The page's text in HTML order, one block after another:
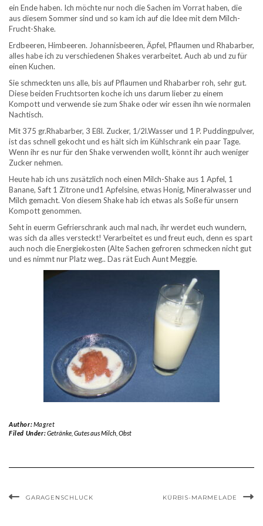
ein Ende haben. Ich möchte nur noch die Sachen im Vorrat haben, die
aus diesem Sommer sind und so kam ich auf die Idee mit dem Milch-
Frucht-Shake.
Erdbeeren, Himbeeren. Johannisbeeren, Äpfel, Pflaumen und Rhabarber,
alles habe ich zu verschiedenen Shakes verarbeitet. Auch ab und zu für
einen Kuchen.
Sie schmeckten uns alle, bis auf Pflaumen und Rhabarber roh, sehr gut.
Diese beiden Fruchtsorten koche ich uns darum lieber zu einem
Kompott und verwende sie zum Shake oder wir essen ihn wie normalen
Nachtisch.
Mit 375 gr.Rhabarber, 3 Eßl. Zucker, 1/2l.Wasser und 1 P. Puddingpulver,
ist das schnell gekocht und es hält sich im Kühlschrank ein paar Tage.
Wenn ihr es nur für den Shake verwenden wollt, könnt ihr auch weniger
Zucker nehmen.
Heute hab ich uns zusätzlich noch einen Milch-Shake aus 1 Apfel, 1
Banane, Saft 1 Zitrone und1 Apfelsine, etwas Honig, Mineralwasser und
Milch gemacht. Von diesem Shake hab ich etwas als Soße für unsern
Kompott genommen.
Seht in euerm Gefrierschrank auch mal nach, ihr werdet euch wundern,
was sich da alles versteckt! Verarbeitet es und freut euch, denn es spart
auch noch die Energiekosten (Alte Sachen gefroren schmecken nicht gut
und es nimmt nur Platz weg.. Das rät Euch Aunt Meggie.
Author:Magret
Filed Under:Getränke, Gutes aus Milch, Obst
GARAGENSCHLUCK KÜRBIS-MARMELADE